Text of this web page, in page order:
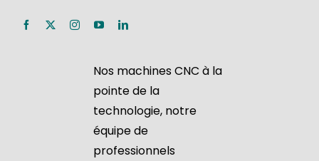
Nos machines CNC à la
pointe de la
technologie, notre
équipe de
professionnels